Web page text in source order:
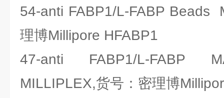
54-anti FABP1/L-FABP Beads
理博Millipore HFABP1
47-anti FABP1/L-FABP
MILLIPLEX,货号：密理博